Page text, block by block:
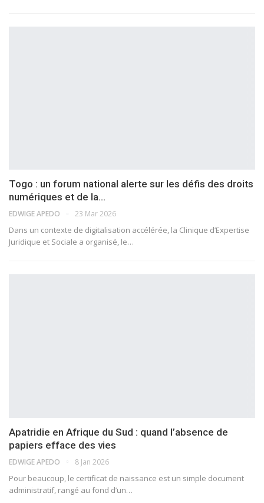
Togo : un forum national alerte sur les défis des droits
numériques et de la…
EDWIGE APEDO 23 Mar 2026
Dans un contexte de digitalisation accélérée, la Clinique d’Expertise
Juridique et Sociale a organisé, le…
Apatridie en Afrique du Sud : quand l’absence de
papiers efface des vies
EDWIGE APEDO 8 Jan 2026
Pour beaucoup, le certificat de naissance est un simple document
administratif, rangé au fond d’un…